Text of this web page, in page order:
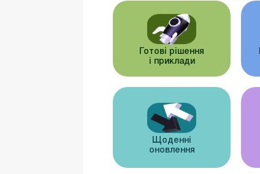
Готові рішення
і приклади
Щоденні
оновлення